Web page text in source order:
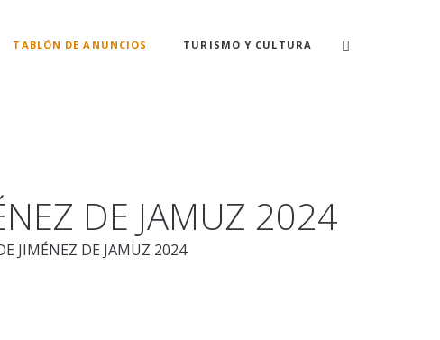
TABLÓN DE ANUNCIOS TURISMO Y CULTURA
DE JAMUZ 2024
JIMÉNEZ DE JAMUZ 2024